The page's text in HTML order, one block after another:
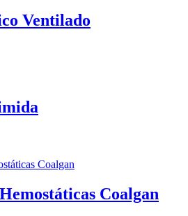
Ventilado
Coalgan